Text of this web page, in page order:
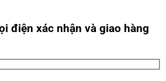
điện xác nhận và giao hàng